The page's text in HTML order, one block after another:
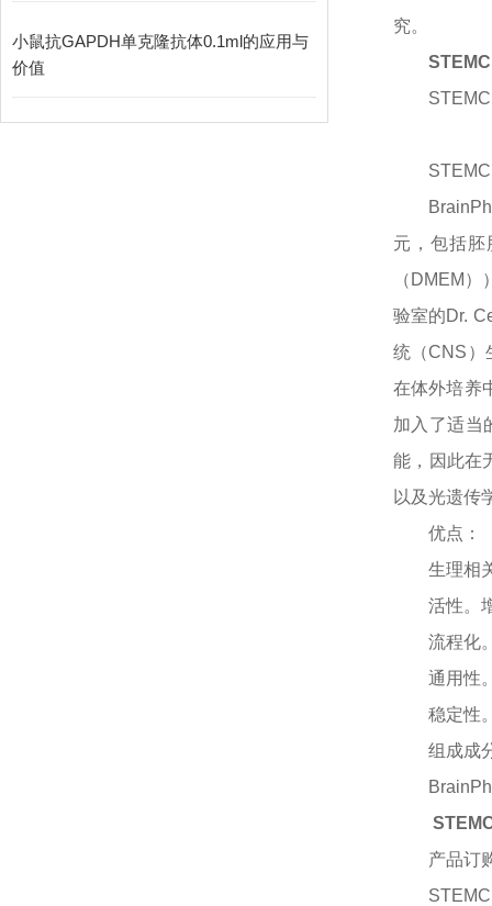
小鼠抗GAPDH单克隆抗体0.1ml的应用与
价值
究。
元，包括胚
（DMEM
验室的Dr.
统（CNS）
在体外培养
加入了适当
能，因此在
以及光遗传
优点：
生理相
活性。
流程化
通用性
稳定性
组成成
产品订